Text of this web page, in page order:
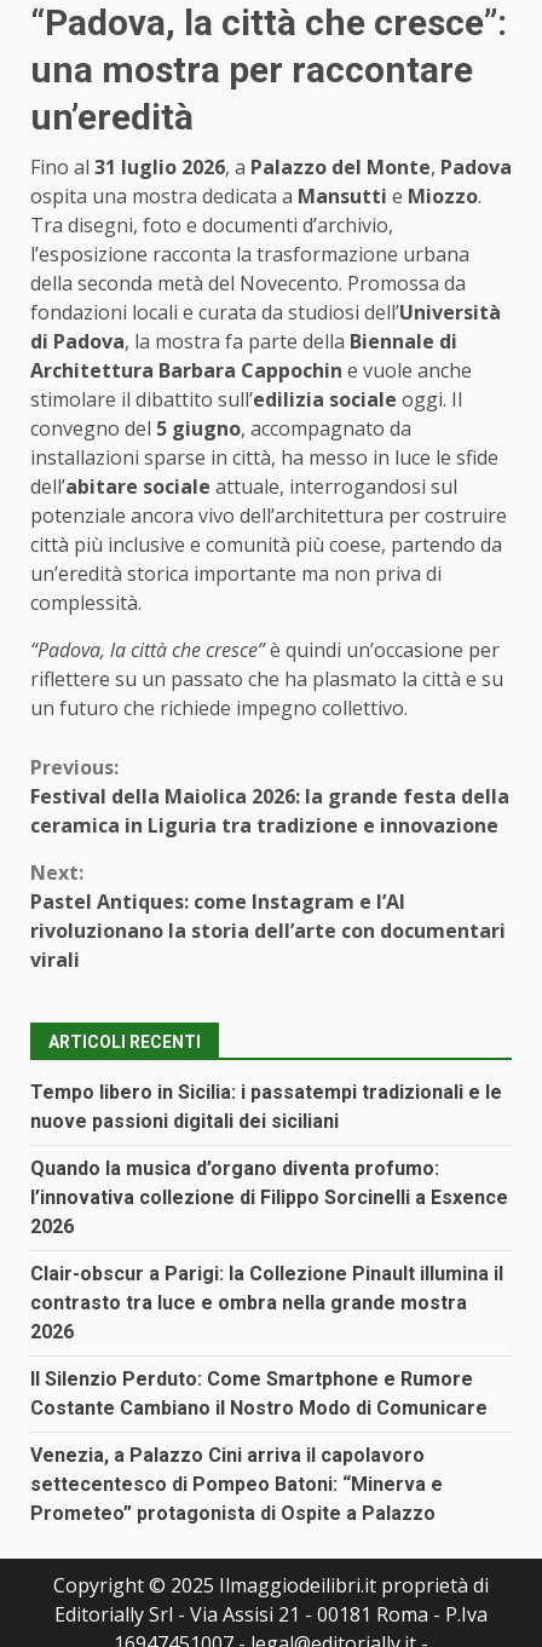
“Padova, la città che cresce”:
una mostra per raccontare
un’eredità
Fino al 31 luglio 2026, a Palazzo del Monte, Padova
ospita una mostra dedicata a Mansutti e Miozzo.
Tra disegni, foto e documenti d’archivio,
l’esposizione racconta la trasformazione urbana
della seconda metà del Novecento. Promossa da
fondazioni locali e curata da studiosi dell’Università
di Padova, la mostra fa parte della Biennale di
Architettura Barbara Cappochin e vuole anche
stimolare il dibattito sull’edilizia sociale oggi. Il
convegno del 5 giugno, accompagnato da
installazioni sparse in città, ha messo in luce le sfide
dell’abitare sociale attuale, interrogandosi sul
potenziale ancora vivo dell’architettura per costruire
città più inclusive e comunità più coese, partendo da
un’eredità storica importante ma non priva di
complessità.
“Padova, la città che cresce”è quindi un’occasione per
riflettere su un passato che ha plasmato la città e su
un futuro che richiede impegno collettivo.
Continue
Reading
Previous:
Festival della Maiolica 2026: la grande festa della
ceramica in Liguria tra tradizione e innovazione
Next:
Pastel Antiques: come Instagram e l’AI
rivoluzionano la storia dell’arte con documentari
virali
ARTICOLI RECENTI
Tempo libero in Sicilia: i passatempi tradizionali e le
nuove passioni digitali dei siciliani
Quando la musica d’organo diventa profumo:
l’innovativa collezione di Filippo Sorcinelli a Esxence
2026
Clair-obscur a Parigi: la Collezione Pinault illumina il
contrasto tra luce e ombra nella grande mostra
2026
Il Silenzio Perduto: Come Smartphone e Rumore
Costante Cambiano il Nostro Modo di Comunicare
Venezia, a Palazzo Cini arriva il capolavoro
settecentesco di Pompeo Batoni: “Minerva e
Prometeo” protagonista di Ospite a Palazzo
Copyright © 2025 Ilmaggiodeilibri.it proprietà di
Editorially Srl - Via Assisi 21 - 00181 Roma - P.Iva